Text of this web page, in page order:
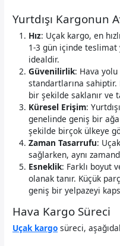
Yurtdışı Kargonun
Hız: Uçak kargo, en
1-3 gün içinde teslimat
idealdir.
Güvenilirlik: Hava yolu
standartlarına sahiptir.
bir şekilde saklanır ve
Küresel Erişim:
genelinde geniş bir
şekilde birçok ülkeye
Zaman Tasarrufu:
sağlarken, aynı
Esneklik: Farklı boyut
olanak tanır. Küçük
geniş bir yelpazeyi
Hava Kargo Süreci
Uçak kargo süreci,